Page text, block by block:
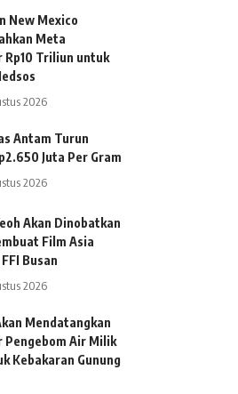
New Mexico
Meta
Rp10 Triliun untuk
2026
Antam Turun
Juta Per Gram
2026
Akan Dinobatkan
Film Asia
Busan
2026
Mendatangkan
Pengebom Air Milik
Kebakaran Gunung